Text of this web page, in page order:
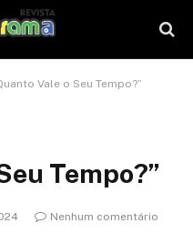
Vale o Seu Tempo?”
Tempo?”
Nenhum comentário